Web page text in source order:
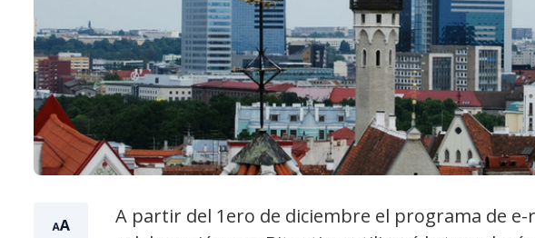
A partir del 1ero de diciembre el programa de e-